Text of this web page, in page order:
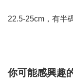
22.5-25cm，有半
你可能感興趣